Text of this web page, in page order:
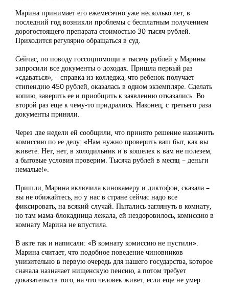
Марина принимает его ежемесячно уже несколько лет, в
последний год возникли проблемы с бесплатным получением
дорогостоящего препарата стоимостью 30 тысяч рублей.
Приходится регулярно обращаться в суд.
Сейчас, по поводу госсоцпомощи в тысячу рублей у Марины
запросили все документы о доходах. Пришла первый раз
«сдаваться», – справка из колледжа, что ребенок получает
стипендию 450 рублей, оказалась в одном экземпляре. Сделать
копию, заверить ее и приобщить к заявлению отказались. Во
второй раз еще к чему-то придрались. Наконец, с третьего раза
документы приняли.
Через две недели ей сообщили, что принято решение назначить
комиссию по ее делу: «Нам нужно проверить ваш быт, как вы
живете. Нет, нет, в холодильник и в кошелек к вам не полезем,
а бытовые условия проверим. Тысяча рублей в месяц – деньги
немалые!».
Пришли, Марина включила кинокамеру и диктофон, сказала –
вы не обижайтесь, но у нас в стране сейчас надо все
фиксировать, на всякий случай. Пытались заглянуть в комнату,
но там мама-блокадница лежала, ей нездоровилось, комиссию в
комнату Марина не впустила.
В акте так и написали: «В комнату комиссию не пустили».
Марина считает, что подобное поведение чиновников
унизительно в первую очередь для нашего государства, которое
сначала назначает нищенскую пенсию, а потом требует
доказательств того, на что человек живет, если еще не умер.